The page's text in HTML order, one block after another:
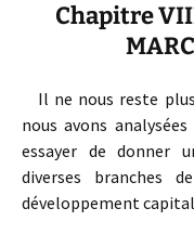
Chapitre
Il ne nous reste plus
nous avons
essayer de donner
diverses branches
développement